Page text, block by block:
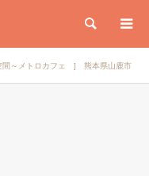
検索
～メトロカフェ ] 熊本県山鹿市